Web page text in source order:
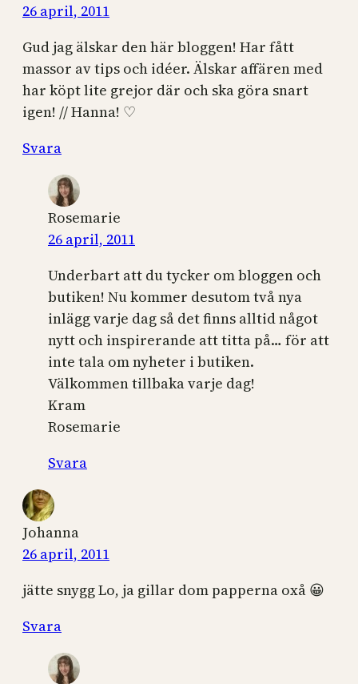
26 april, 2011
Gud jag älskar den här bloggen! Har fått
massor av tips och idéer. Älskar affären med
har köpt lite grejor där och ska göra snart
igen! // Hanna! ♡
Svara
Rosemarie
26 april, 2011
Underbart att du tycker om bloggen och
butiken! Nu kommer desutom två nya
inlägg varje dag så det finns alltid något
nytt och inspirerande att titta på… för att
inte tala om nyheter i butiken.
Välkommen tillbaka varje dag!
Kram
Rosemarie
Svara
Johanna
26 april, 2011
jätte snygg Lo, ja gillar dom papperna oxå 😀
Svara